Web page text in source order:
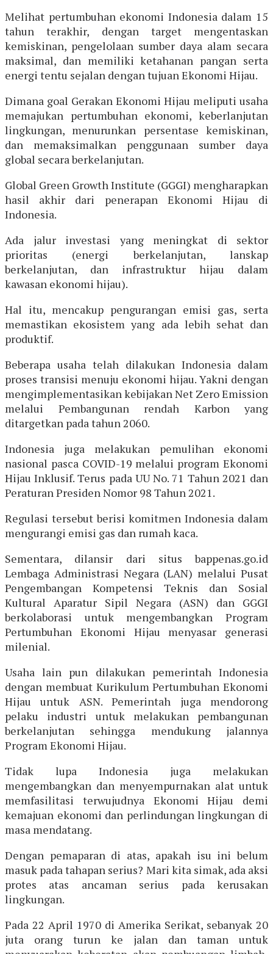
Melihat pertumbuhan ekonomi Indonesia dalam 15
tahun terakhir, dengan target mengentaskan
kemiskinan, pengelolaan sumber daya alam secara
maksimal, dan memiliki ketahanan pangan serta
energi tentu sejalan dengan tujuan Ekonomi Hijau.
Dimana goal Gerakan Ekonomi Hijau meliputi usaha
memajukan pertumbuhan ekonomi, keberlanjutan
lingkungan, menurunkan persentase kemiskinan,
dan memaksimalkan penggunaan sumber daya
global secara berkelanjutan.
Global Green Growth Institute (GGGI) mengharapkan
hasil akhir dari penerapan Ekonomi Hijau di
Indonesia.
Ada jalur investasi yang meningkat di sektor
prioritas (energi berkelanjutan, lanskap
berkelanjutan, dan infrastruktur hijau dalam
kawasan ekonomi hijau).
Hal itu, mencakup pengurangan emisi gas, serta
memastikan ekosistem yang ada lebih sehat dan
produktif.
Beberapa usaha telah dilakukan Indonesia dalam
proses transisi menuju ekonomi hijau. Yakni dengan
mengimplementasikan kebijakan Net Zero Emission
melalui Pembangunan rendah Karbon yang
ditargetkan pada tahun 2060.
Indonesia juga melakukan pemulihan ekonomi
nasional pasca COVID-19 melalui program Ekonomi
Hijau Inklusif. Terus pada UU No. 71 Tahun 2021 dan
Peraturan Presiden Nomor 98 Tahun 2021.
Regulasi tersebut berisi komitmen Indonesia dalam
mengurangi emisi gas dan rumah kaca.
Sementara, dilansir dari situs bappenas.go.id
Lembaga Administrasi Negara (LAN) melalui Pusat
Pengembangan Kompetensi Teknis dan Sosial
Kultural Aparatur Sipil Negara (ASN) dan GGGI
berkolaborasi untuk mengembangkan Program
Pertumbuhan Ekonomi Hijau menyasar generasi
milenial.
Usaha lain pun dilakukan pemerintah Indonesia
dengan membuat Kurikulum Pertumbuhan Ekonomi
Hijau untuk ASN. Pemerintah juga mendorong
pelaku industri untuk melakukan pembangunan
berkelanjutan sehingga mendukung jalannya
Program Ekonomi Hijau.
Tidak lupa Indonesia juga melakukan
mengembangkan dan menyempurnakan alat untuk
memfasilitasi terwujudnya Ekonomi Hijau demi
kemajuan ekonomi dan perlindungan lingkungan di
masa mendatang.
Dengan pemaparan di atas, apakah isu ini belum
masuk pada tahapan serius? Mari kita simak, ada aksi
protes atas ancaman serius pada kerusakan
lingkungan.
Pada 22 April 1970 di Amerika Serikat, sebanyak 20
juta orang turun ke jalan dan taman untuk